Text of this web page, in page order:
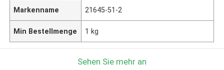
Markenname 21645-51-2
Min Bestellmenge 1 kg
Sehen Sie mehr an